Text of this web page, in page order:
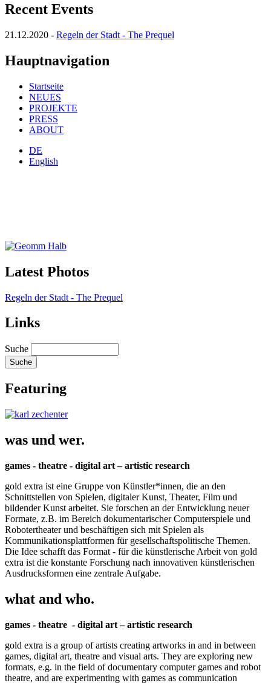
Recent Events
21.12.2020 - Regeln der Stadt - The Prequel
Hauptnavigation
Startseite
NEUES
PROJEKTE
PRESS
ABOUT
DE
English
Latest Photos
Regeln der Stadt - The Prequel
Links
Suche
Featuring
was und wer.
games - theatre - digital art – artistic research
gold extra ist eine Gruppe von Künstler*innen, die an den
Schnittstellen von Spielen, digitaler Kunst, Theater, Film und
bildender Kunst arbeitet. Sie forschen an der Entwicklung neuer
Formate, z.B. im Bereich dokumentarischer Computerspiele und
Robotertheater und beschäftigen sich mit Spielen als
Kommunikationsplattformen für gesellschaftspolitische Themen.
Die Idee schafft das Format - für die künstlerische Arbeit von gold
extra ist die konstante Forschung nach innovativen künstlerischen
Ausdrucksformen eine zentrale Aufgabe.
what and who.
games - theatre - digital art – artistic research
gold extra is a group of artists creating artworks in and in between
games, digital art, theatre and visual arts. They are exploring new
formats, e.g. in the field of documentary computer games and robot
theatre, and are experimenting with games as communication